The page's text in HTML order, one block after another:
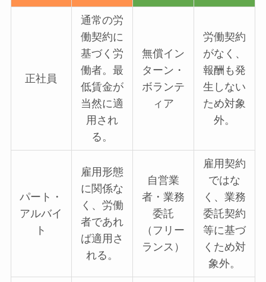
正社員
通常の労
働契約に
基づく労
働者。最
低賃金が
当然に適
用され
る。
無償イン
ターン・
ボランテ
ィア
労働契約
がなく、
報酬も発
生しない
ため対象
外。
パート・
アルバイ
ト
雇用形態
に関係な
く、労働
者であれ
ば適用さ
れる。
自営業
者・業務
委託
（フリー
ランス）
雇用契約
ではな
く、業務
委託契約
等に基づ
くため対
象外。